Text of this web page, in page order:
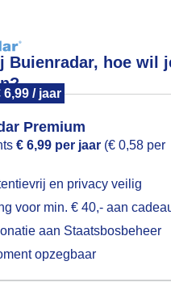
Buienradar, hoe wil
6,99 / jaar
Premium
€ 6,99 per jaar (€ 0,58 per
en privacy veilig
voor min. € 40,- aan
aan Staatsbosbeheer
opzegbaar
video Weerzine
het dal van
je locatie gebruiken
het weer?
nog geen akkoord op
er zo een pop-up